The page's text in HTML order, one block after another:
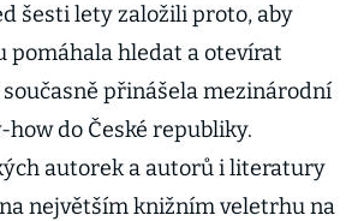
šesti lety založili proto, aby
pomáhala hledat a otevírat
přinášela mezinárodní
do České republiky.
autorek a autorů i literatury
největším knižním veletrhu na